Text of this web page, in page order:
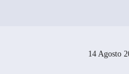
14 Agosto